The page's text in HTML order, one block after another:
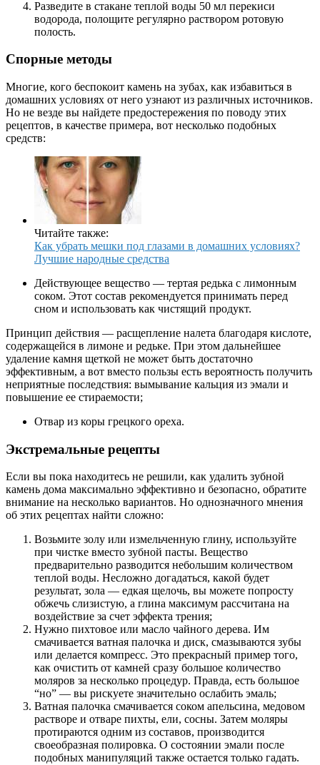
Разведите в стакане теплой воды 50 мл перекиси
водорода, полощите регулярно раствором ротовую
полость.
Спорные методы
Многие, кого беспокоит камень на зубах, как избавиться в
домашних условиях от него узнают из различных источников.
Но не везде вы найдете предостережения по поводу этих
рецептов, в качестве примера, вот несколько подобных
средств:
Читайте также:
Как убрать мешки под глазами в домашних условиях?
Лучшие народные средства
Действующее вещество — тертая редька с лимонным
соком. Этот состав рекомендуется принимать перед
сном и использовать как чистящий продукт.
Принцип действия — расщепление налета благодаря кислоте,
содержащейся в лимоне и редьке. При этом дальнейшее
удаление камня щеткой не может быть достаточно
эффективным, а вот вместо пользы есть вероятность получить
неприятные последствия: вымывание кальция из эмали и
повышение ее стираемости;
Отвар из коры грецкого ореха.
Экстремальные рецепты
Если вы пока находитесь не решили, как удалить зубной
камень дома максимально эффективно и безопасно, обратите
внимание на несколько вариантов. Но однозначного мнения
об этих рецептах найти сложно:
Возьмите золу или измельченную глину, используйте
при чистке вместо зубной пасты. Вещество
предварительно разводится небольшим количеством
теплой воды. Несложно догадаться, какой будет
результат, зола — едкая щелочь, вы можете попросту
обжечь слизистую, а глина максимум рассчитана на
воздействие за счет эффекта трения;
Нужно пихтовое или масло чайного дерева. Им
смачивается ватная палочка и диск, смазываются зубы
или делается компресс. Это прекрасный пример того,
как очистить от камней сразу большое количество
моляров за несколько процедур. Правда, есть большое
“но” — вы рискуете значительно ослабить эмаль;
Ватная палочка смачивается соком апельсина, медовом
растворе и отваре пихты, ели, сосны. Затем моляры
протираются одним из составов, производится
своеобразная полировка. О состоянии эмали после
подобных манипуляций также остается только гадать.